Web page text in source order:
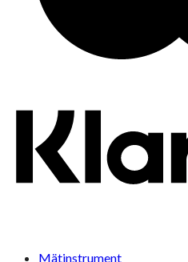
Mätinstrument